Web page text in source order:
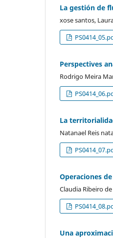
La gestión de
xose santos,
Perspectives
Rodrigo Meira
La
Natanael Reis
Operaciones
Claudia Ribeiro
Una